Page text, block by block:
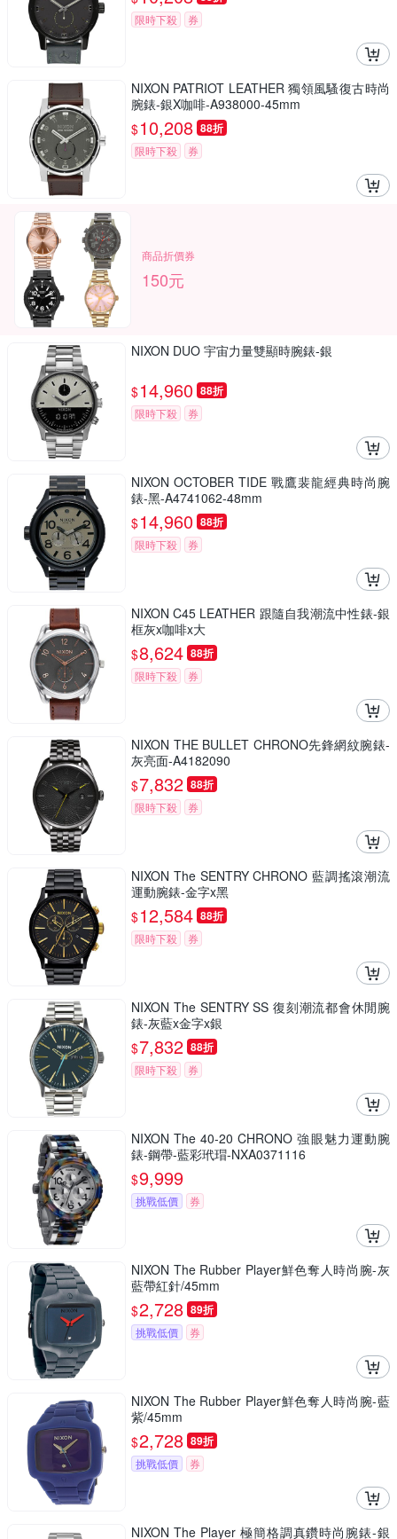
限時下殺 券
NIXON PATRIOT LEATHER 獨領風騷復古時尚
腕錶-銀X咖啡-A938000-45mm
$10,208 88折
限時下殺 券
商品折價券
150元
NIXON DUO 宇宙力量雙顯時腕錶-銀
$14,960 88折
限時下殺 券
NIXON OCTOBER TIDE 戰鷹裴龍經典時尚腕
錶-黑-A4741062-48mm
$14,960 88折
限時下殺 券
NIXON C45 LEATHER 跟隨自我潮流中性錶-銀
框灰x咖啡x大
$8,624 88折
限時下殺 券
NIXON THE BULLET CHRONO先鋒網紋腕錶-
灰亮面-A4182090
$7,832 88折
限時下殺 券
NIXON The SENTRY CHRONO 藍調搖滾潮流
運動腕錶-金字x黑
$12,584 88折
限時下殺 券
NIXON The SENTRY SS 復刻潮流都會休閒腕
錶-灰藍x金字x銀
$7,832 88折
限時下殺 券
NIXON The 40-20 CHRONO 強眼魅力運動腕
錶-鋼帶-藍彩玳瑁-NXA0371116
$9,999
挑戰低價 券
NIXON The Rubber Player鮮色奪人時尚腕-灰
藍帶紅針/45mm
$2,728 89折
挑戰低價 券
NIXON The Rubber Player鮮色奪人時尚腕-藍
紫/45mm
$2,728 89折
挑戰低價 券
NIXON The Player 極簡格調真鑽時尚腕錶-銀